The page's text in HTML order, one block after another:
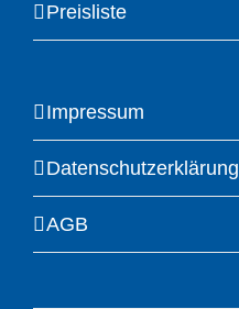
Preisliste
Impressum
Datenschutzerklärung
AGB